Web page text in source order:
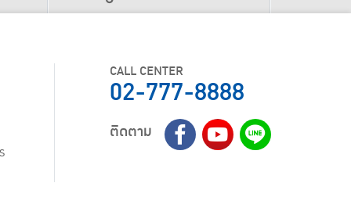
CALL CENTER
02-777-8888
ติดตาม